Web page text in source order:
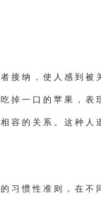
接纳，使人感到
掉一口的苹果，
容的关系。这种
习惯性准则，在